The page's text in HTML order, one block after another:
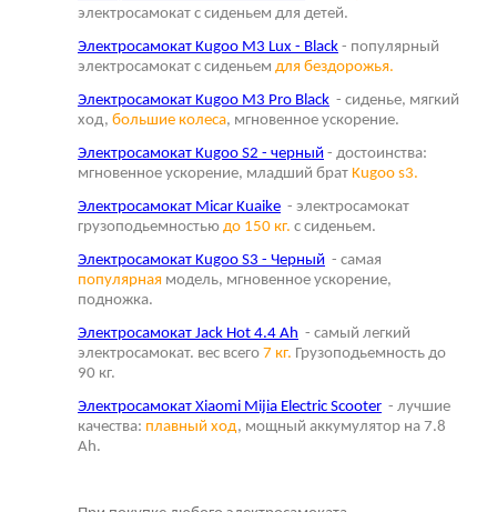
электросамокат с сиденьем для детей.
Электросамокат Kugoo M3 Lux - Black - популярный
электросамокат с сиденьем для бездорожья.
Электросамокат Kugoo M3 Pro Black - сиденье, мягкий
ход, большие колеса, мгновенное ускорение.
Электросамокат Kugoo S2 - черный - достоинства:
мгновенное ускорение, младший брат Kugoo s3.
Электросамокат Micar Kuaike - электросамокат
грузоподьемностью до 150 кг. с сиденьем.
Электросамокат Kugoo S3 - Черный - самая
популярная модель, мгновенное ускорение,
подножка.
Электросамокат Jack Hot 4.4 Ah - самый легкий
электросамокат. вес всего 7 кг. Грузоподьемность до
90 кг.
Электросамокат Xiaomi Mijia Electric Scooter - лучшие
качества: плавный ход, мощный аккумулятор на 7.8
Ah.